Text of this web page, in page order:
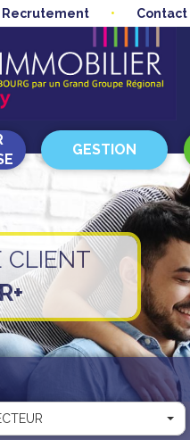
Recrutement Contact
GESTION
CLIENT